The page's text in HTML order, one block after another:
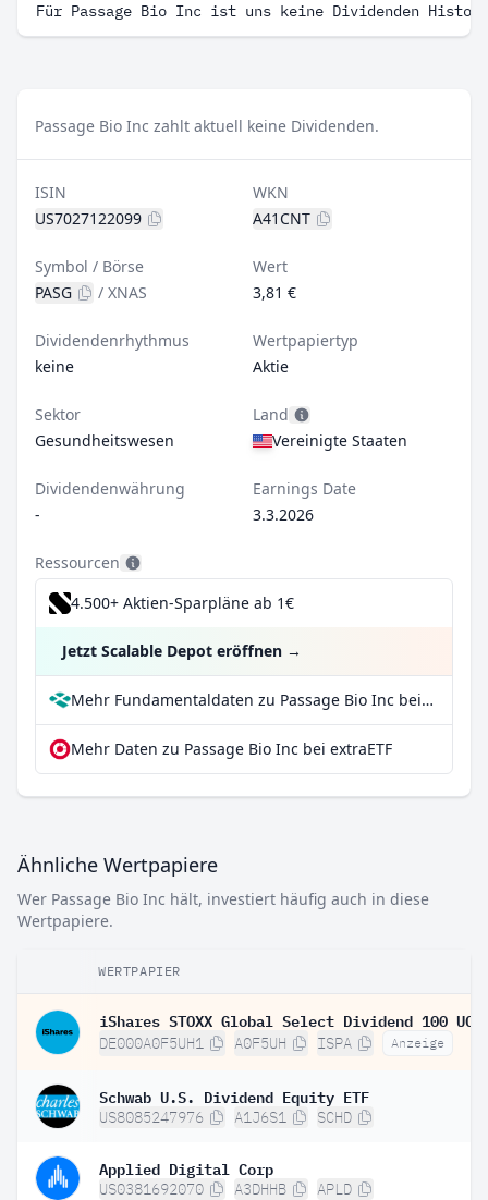
Für Passage Bio Inc ist uns keine Dividenden
Passage Bio Inc zahlt aktuell keine Dividenden.
ISIN
US7027122099
WKN
A41CNT
Symbol / Börse
PASG
/ XNAS
Wert
3,81 €
Dividendenrhythmus
keine
Wertpapiertyp
Aktie
Sektor
Gesundheitswesen
Land
Vereinigte Staaten
Dividendenwährung
-
Earnings Date
3.3.2026
Ressourcen
4.500+ Aktien-Sparpläne ab 1€
Jetzt Scalable Depot eröffnen →
Mehr Fundamentaldaten zu Passage Bio Inc bei Parqet
Mehr Daten zu Passage Bio Inc bei extraETF
Ähnliche Wertpapiere
Wer Passage Bio Inc hält, investiert häufig auch in diese
Wertpapiere.
WERTPAPIER
DE000A0F5UH1 A0F5UH ISPA Anzeige
Schwab U.S. Dividend Equity ETF
US8085247976 A1J6S1 SCHD
Applied Digital Corp
US0381692070 A3DHHB APLD